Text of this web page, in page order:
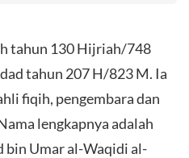
tahun 130 Hijriah/748
tahun 207 H/823 M. Ia
fiqih, pengembara dan
lengkapnya adalah
bin Umar al-Waqidi al-